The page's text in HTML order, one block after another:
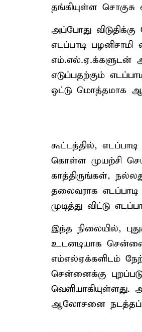
தங்கியுள்ள சொகுசு
அப்போது
எடப்பாடி
எம்.எல்.ஏ.க்களுடன்
எடுப்பதற்கும்
ஒட்டு மொத்தமாக
கூட்டத்தில்,
கொள்ள முயற்சி
காத்திருங்கள்,
தலைவராக எடப்பாடி
முடித்து விட்டு
இந்த நிலையில்,
உடனடியாக
எம்எல்ஏக்களிடம்
சென்னைக்கு
ஆலோசனை